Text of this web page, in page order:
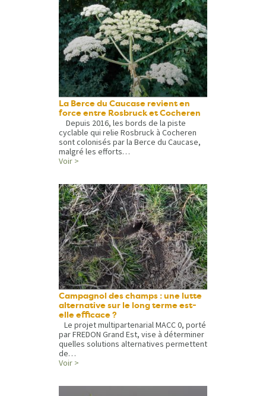
La Berce du Caucase revient en
force entre Rosbruck et Cocheren
Depuis 2016, les bords de la piste
cyclable qui relie Rosbruck à Cocheren
sont colonisés par la Berce du Caucase,
malgré les efforts…
Voir >
Campagnol des champs : une lutte
alternative sur le long terme est-
elle efficace ?
Le projet multipartenarial MACC 0, porté
par FREDON Grand Est, vise à déterminer
quelles solutions alternatives permettent
de…
Voir >